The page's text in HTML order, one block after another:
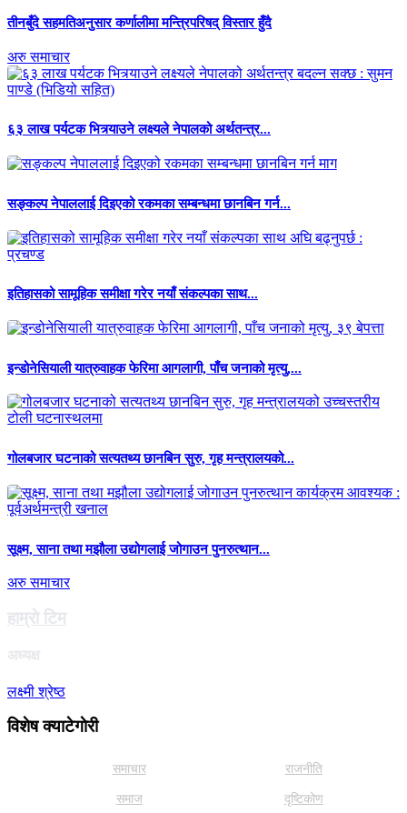
तीनबुँदे सहमतिअनुसार कर्णालीमा मन्त्रिपरिषद् विस्तार हुँदै
अरु समाचार
६३ लाख पर्यटक भित्र्याउने लक्ष्यले नेपालको अर्थतन्त्र...
सङ्कल्प नेपाललाई दिइएको रकमका सम्बन्धमा छानबिन गर्न...
इतिहासको सामूहिक समीक्षा गरेर नयाँ संकल्पका साथ...
इन्डोनेसियाली यात्रुवाहक फेरिमा आगलागी, पाँच जनाको मृत्यु,...
गोलबजार घटनाको सत्यतथ्य छानबिन सुरु, गृह मन्त्रालयको...
सूक्ष्म, साना तथा मझौला उद्योगलाई जोगाउन पुनरुत्थान...
अरु समाचार
हाम्राे टिम
अध्यक्ष
लक्ष्मी श्रेष्ठ
विशेष क्याटेगाेरी
समाचार राजनीति
समाज दृष्टिकोण